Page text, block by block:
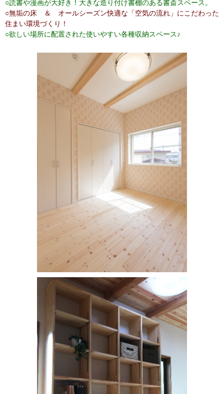
○読書や漫画が大好き！大きな造り付け書棚のある書斎スペース。
○無垢の床 ＆ オールシーズン快適な「空気の流れ」にこだわった
住まい環境づくり！
○欲しい場所に配置された使いやすい各種収納スペース♪